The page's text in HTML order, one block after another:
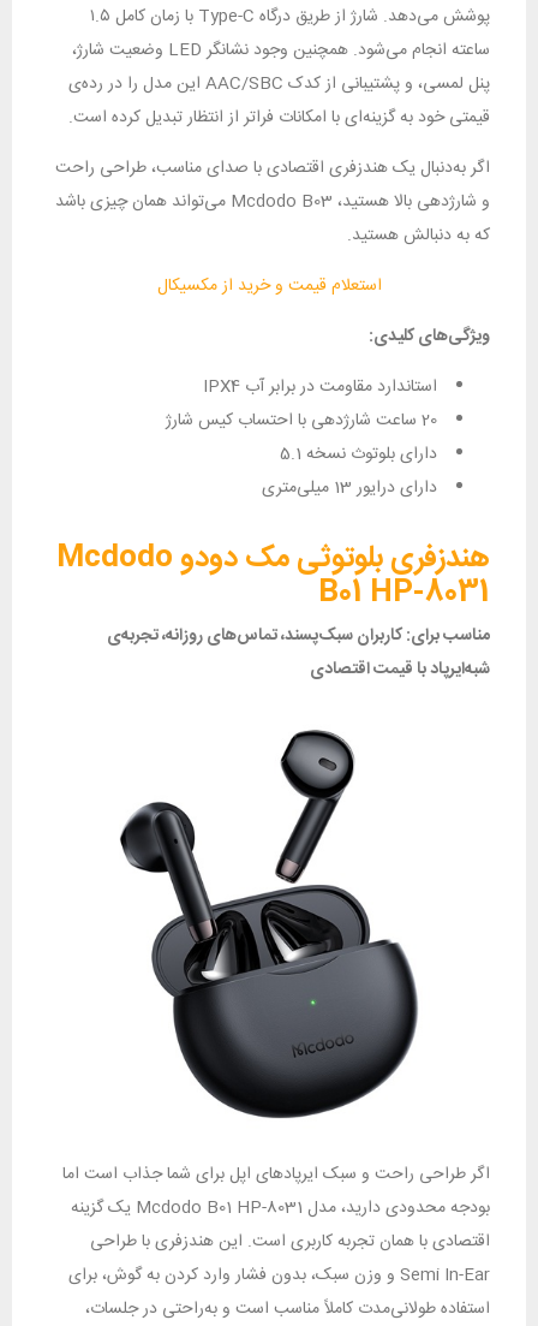
پوشش می‌دهد. شارژ از طریق درگاه Type-C با زمان کامل ۱.۵
ساعته انجام می‌شود. همچنین وجود نشانگر LED وضعیت شارژ،
پنل لمسی، و پشتیبانی از کدک AAC/SBC این مدل را در رده‌ی
قیمتی خود به گزینه‌ای با امکانات فراتر از انتظار تبدیل کرده است.
اگر به‌دنبال یک هندزفری اقتصادی با صدای مناسب، طراحی راحت
و شارژدهی بالا هستید، Mcdodo B03 می‌تواند همان چیزی باشد
که به دنبالش هستید.
استعلام قیمت و خرید از مکسیکال
ویژگی‌های کلیدی:
استاندارد مقاومت در برابر آب IPX4
دارای بلوتوث نسخه 5.1
دارای درایور 13 میلی‌متری
هندزفری بلوتوثی مک دودو Mcdodo
B01 HP-8031
مناسب برای: کاربران سبک‌پسند، تماس‌های روزانه، تجربه‌ی
شبه‌ایرپاد با قیمت اقتصادی
اگر طراحی راحت و سبک ایرپادهای اپل برای شما جذاب است اما
بودجه محدودی دارید، مدل Mcdodo B01 HP-8031 یک گزینه‌
اقتصادی با همان تجربه کاربری است. این هندزفری با طراحی
Semi In-Ear و وزن سبک، بدون فشار وارد کردن به گوش، برای
استفاده طولانی‌مدت کاملاً مناسب است و به‌راحتی در جلسات،